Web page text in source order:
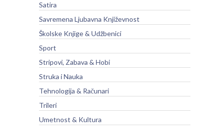
Satira
Savremena Ljubavna Književnost
Školske Knjige & Udžbenici
Sport
Stripovi, Zabava & Hobi
Struka i Nauka
Tehnologija & Računari
Trileri
Umetnost & Kultura